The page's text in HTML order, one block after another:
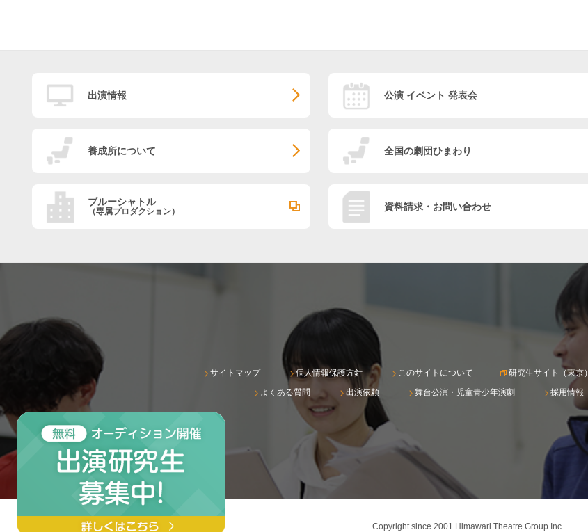
出演情報 公演 イベント 発表会
養成所について 全国の劇団ひまわり
ブルーシャトル
（専属プロダクション） 資料請求・お問い合わせ
サイトマップ 個人情報保護方針 このサイトについて 研究生サイト（東京）
よくある質問
出演依頼 舞台公演・児童青少年演劇 採用情報
Copyright since 2001 Himawari Theatre Group Inc.